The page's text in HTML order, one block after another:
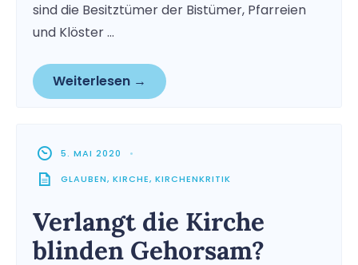
sind die Besitztümer der Bistümer, Pfarreien
und Klöster …
Weiterlesen →
5. MAI 2020
•
GLAUBEN, KIRCHE, KIRCHENKRITIK
Verlangt die Kirche
blinden Gehorsam?